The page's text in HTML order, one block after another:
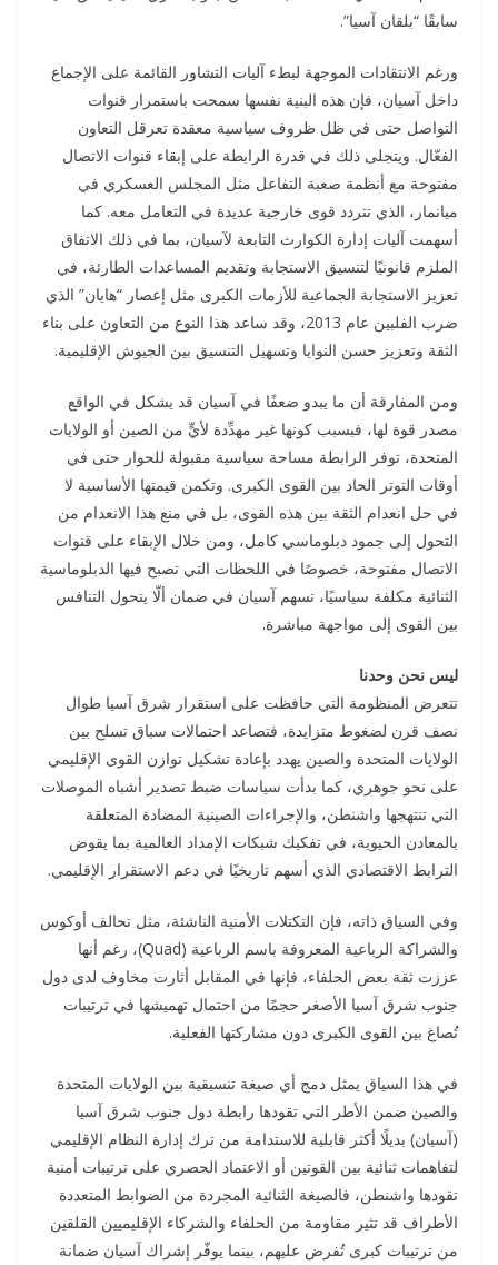
سابقًا “بلقان آسيا”.
ورغم الانتقادات الموجهة لبطء آليات التشاور القائمة على الإجماع
داخل آسيان، فإن هذه البنية نفسها سمحت باستمرار قنوات
التواصل حتى في ظل ظروف سياسية معقدة تعرقل التعاون
الفعّال. ويتجلى ذلك في قدرة الرابطة على إبقاء قنوات الاتصال
مفتوحة مع أنظمة صعبة التفاعل مثل المجلس العسكري في
ميانمار، الذي تتردد قوى خارجية عديدة في التعامل معه. كما
أسهمت آليات إدارة الكوارث التابعة لآسيان، بما في ذلك الاتفاق
الملزم قانونيًا لتنسيق الاستجابة وتقديم المساعدات الطارئة، في
تعزيز الاستجابة الجماعية للأزمات الكبرى مثل إعصار “هايان” الذي
ضرب الفلبين عام 2013، وقد ساعد هذا النوع من التعاون على بناء
الثقة وتعزيز حسن النوايا وتسهيل التنسيق بين الجيوش الإقليمية.
ومن المفارقة أن ما يبدو ضعفًا في آسيان قد يشكل في الواقع
مصدر قوة لها، فبسبب كونها غير مهدِّدة لأيٍّ من الصين أو الولايات
المتحدة، توفر الرابطة مساحة سياسية مقبولة للحوار حتى في
أوقات التوتر الحاد بين القوى الكبرى. وتكمن قيمتها الأساسية لا
في حل انعدام الثقة بين هذه القوى، بل في منع هذا الانعدام من
التحول إلى جمود دبلوماسي كامل، ومن خلال الإبقاء على قنوات
الاتصال مفتوحة، خصوصًا في اللحظات التي تصبح فيها الدبلوماسية
الثنائية مكلفة سياسيًا، تسهم آسيان في ضمان ألّا يتحول التنافس
بين القوى إلى مواجهة مباشرة.
ليس نحن وحدنا
تتعرض المنظومة التي حافظت على استقرار شرق آسيا طوال
نصف قرن لضغوط متزايدة، فتصاعد احتمالات سباق تسلح بين
الولايات المتحدة والصين يهدد بإعادة تشكيل توازن القوى الإقليمي
على نحو جوهري، كما بدأت سياسات ضبط تصدير أشباه الموصلات
التي تنتهجها واشنطن، والإجراءات الصينية المضادة المتعلقة
بالمعادن الحيوية، في تفكيك شبكات الإمداد العالمية بما يقوض
الترابط الاقتصادي الذي أسهم تاريخيًا في دعم الاستقرار الإقليمي.
وفي السياق ذاته، فإن التكتلات الأمنية الناشئة، مثل تحالف أوكوس
والشراكة الرباعية المعروفة باسم الرباعية (Quad)، رغم أنها
عززت ثقة بعض الحلفاء، فإنها في المقابل أثارت مخاوف لدى دول
جنوب شرق آسيا الأصغر حجمًا من احتمال تهميشها في ترتيبات
تُصاغ بين القوى الكبرى دون مشاركتها الفعلية.
في هذا السياق يمثل دمج أي صيغة تنسيقية بين الولايات المتحدة
والصين ضمن الأطر التي تقودها رابطة دول جنوب شرق آسيا
(آسيان) بديلًا أكثر قابلية للاستدامة من ترك إدارة النظام الإقليمي
لتفاهمات ثنائية بين القوتين أو الاعتماد الحصري على ترتيبات أمنية
تقودها واشنطن، فالصيغة الثنائية المجردة من الضوابط المتعددة
الأطراف قد تثير مقاومة من الحلفاء والشركاء الإقليميين القلقين
من ترتيبات كبرى تُفرض عليهم، بينما يوفّر إشراك آسيان ضمانة